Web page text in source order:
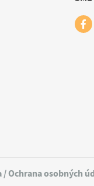
/Ochrana osobných